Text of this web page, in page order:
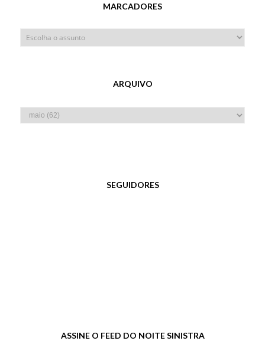
MARCADORES
ARQUIVO
SEGUIDORES
ASSINE O FEED DO NOITE SINISTRA